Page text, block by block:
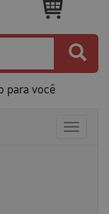
para você
Toggle